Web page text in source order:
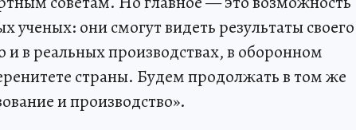
ученых: они смогут видеть результаты своего
и в реальных производствах, в оборонном
страны. Будем продолжать в том же
и производство».